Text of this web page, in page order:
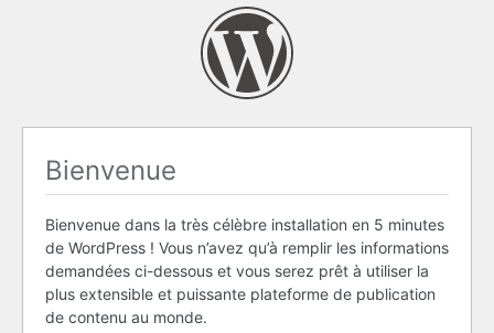
Bienvenue
Bienvenue dans la très célèbre installation en 5 minutes
de WordPress ! Vous n’avez qu’à remplir les informations
demandées ci-dessous et vous serez prêt à utiliser la
plus extensible et puissante plateforme de publication
de contenu au monde.